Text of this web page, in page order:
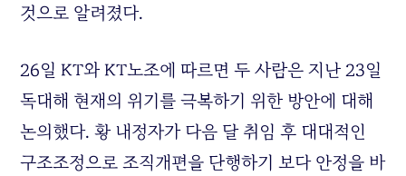
것으로 알려졌다.
26일 KT와 KT노조에 따르면 두 사람은 지난 23일
독대해 현재의 위기를 극복하기 위한 방안에 대해
논의했다. 황 내정자가 다음 달 취임 후 대대적인
구조조정으로 조직개편을 단행하기 보다 안정을 바